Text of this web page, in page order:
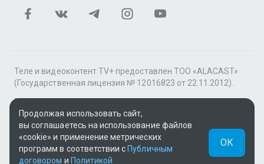
Теле и видеоконтент TV+ предоставлен ТОО «ALACAST»
(Государственная лицензия № 12016823 от 22.11.2012).
В рамках услуги «Видео по подписке» для «Пакета
фильмов и сериалов tv+» контент предоставляется
онлайн-кинотеатром MEGOGO.
Поддержка: tvplus@telecom.kz
UUID: 4ab9a11b-7d81-42ef-8d55-37000ae41c30
Продолжая использовать сайт,
вы соглашаетесь на использование файлов
«cookie» и применение метрических
программ в соответствии с Публичным
договором и Политикой
ОК